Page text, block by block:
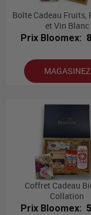
Boîte Cadeau Fruits,
et Vin Blanc
Prix Bloomex:
MAGASINEZ
Coffret Cadeau
Collation
Prix Bloomex: